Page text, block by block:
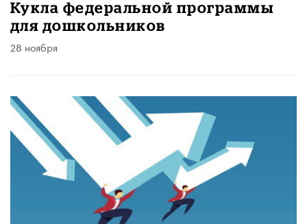
Кукла федеральной программы
для дошкольников
28 ноября